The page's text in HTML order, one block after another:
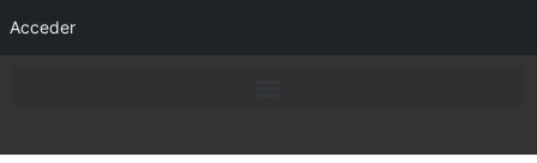
Acceder